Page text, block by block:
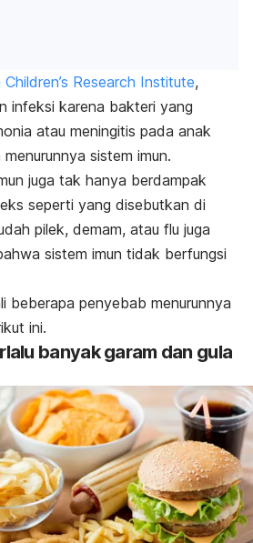
Research Institute,
infeksi karena bakteri yang
atau meningitis pada anak
sistem imun.
juga tak hanya berdampak
seperti yang disebutkan di
pilek, demam, atau flu juga
sistem imun tidak berfungsi
beberapa penyebab menurunnya
ini.
banyak garam dan gula